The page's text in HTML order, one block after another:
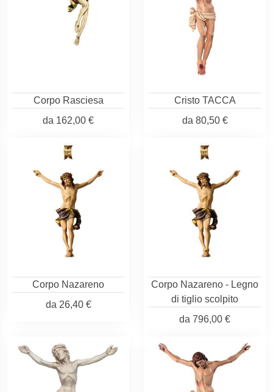
Corpo Rasciesa
da 162,00 €
Cristo TACCA
da 80,50 €
Corpo Nazareno
da 26,40 €
Corpo Nazareno - Legno
di tiglio scolpito
da 796,00 €